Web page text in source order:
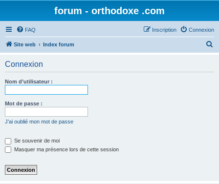
forum - orthodoxe .com
FAQ Connexion
Inscription
Site web Index forum
Connexion
Nom d’utilisateur :
Mot de passe :
J’ai oublié mon mot de passe
Se souvenir de moi
Masquer ma présence lors de cette session